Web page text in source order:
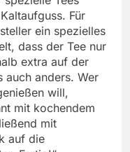
Für
ein spezielles
dass der Tee nur
extra auf der
auch anders. Wer
will,
mit kochendem
mit
auf die